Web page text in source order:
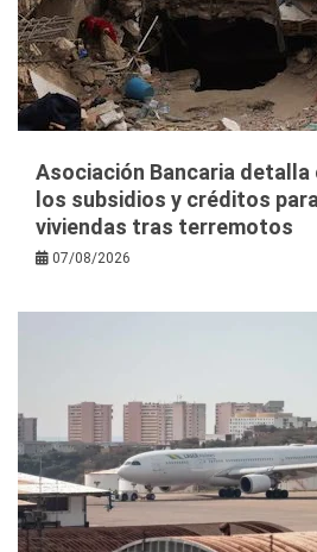
Asociación Bancaria
los subsidios y créditos
viviendas tras terremotos
07/08/2026